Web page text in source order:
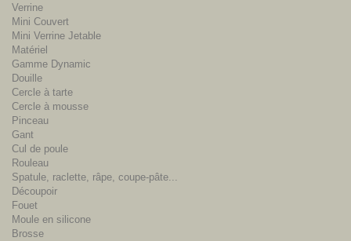
Verrine
Mini Couvert
Mini Verrine Jetable
Matériel
Gamme Dynamic
Douille
Cercle à tarte
Cercle à mousse
Pinceau
Gant
Cul de poule
Rouleau
Spatule, raclette, râpe, coupe-pâte...
Découpoir
Fouet
Moule en silicone
Brosse